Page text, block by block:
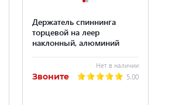
Держатель спиннинга
торцевой на леер
наклонный, алюминий
Нет в наличии
Звоните 5.00